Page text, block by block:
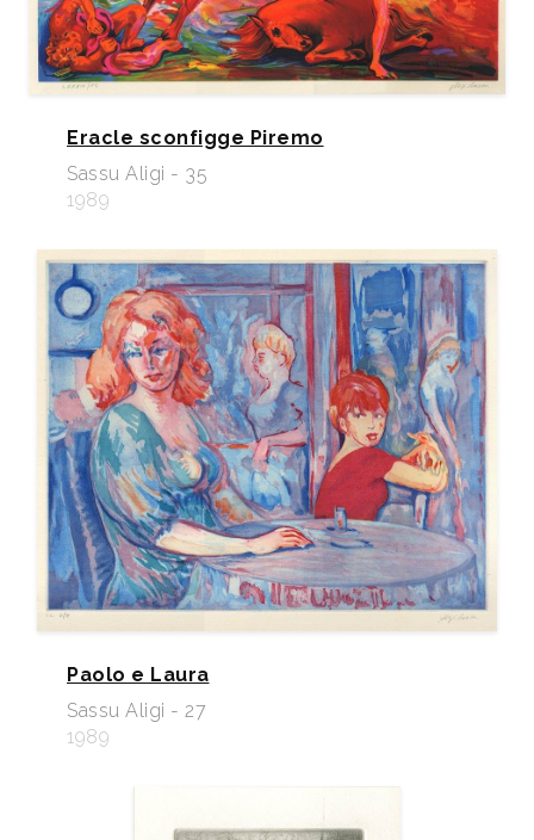
Eracle sconfigge Piremo
Sassu Aligi - 35
1989
Paolo e Laura
Sassu Aligi - 27
1989